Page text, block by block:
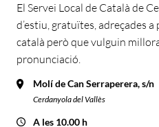
El Servei Local de Català de
d’estiu, gratuïtes, adreçades
català però que vulguin
pronunciació.
Molí de Can Serraperera, s/n
Cerdanyola del Vallès
A les 10.00 h